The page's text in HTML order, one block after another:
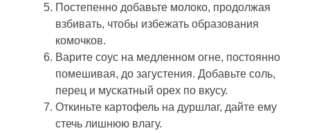
Постепенно добавьте молоко, продолжая
взбивать, чтобы избежать образования
комочков.
Варите соус на медленном огне, постоянно
помешивая, до загустения. Добавьте соль,
перец и мускатный орех по вкусу.
Откиньте картофель на дуршлаг, дайте ему
стечь лишнюю влагу.